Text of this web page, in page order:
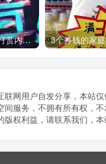
独家解析：抖音嘉年华打赏内幕，你知道主播能拿多少吗？
网用户自发分享，本站
服务，不拥有所有权，不
权利益，请联系我们，本